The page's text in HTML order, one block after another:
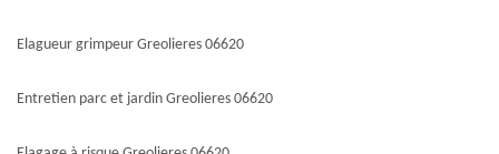
Elagueur grimpeur Greolieres 06620
Entretien parc et jardin Greolieres 06620